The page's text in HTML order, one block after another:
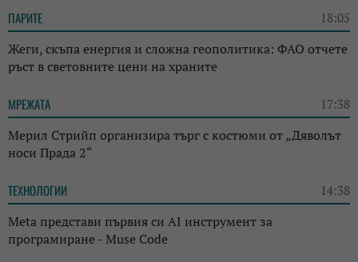
ПАРИТЕ 18:05
Жеги, скъпа енергия и сложна геополитика: ФАО отчете
ръст в световните цени на храните
МРЕЖАТА 17:38
Мерил Стрийп организира търг с костюми от „Дяволът
носи Прада 2“
ТЕХНОЛОГИИ 14:38
Meta представи първия си AI инструмент за
програмиране - Muse Code